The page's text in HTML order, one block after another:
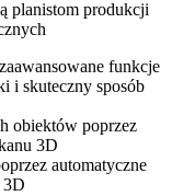
planistom produkcji
funkcje
i skuteczny sposób
obiektów poprzez
3D
automatyczne
3D